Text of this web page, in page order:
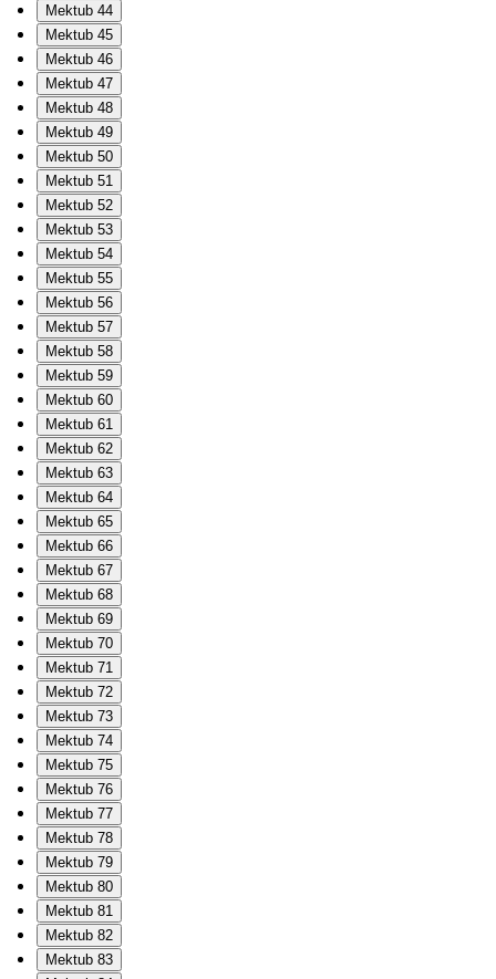
Mektub 44
Mektub 45
Mektub 46
Mektub 47
Mektub 48
Mektub 49
Mektub 50
Mektub 51
Mektub 52
Mektub 53
Mektub 54
Mektub 55
Mektub 56
Mektub 57
Mektub 58
Mektub 59
Mektub 60
Mektub 61
Mektub 62
Mektub 63
Mektub 64
Mektub 65
Mektub 66
Mektub 67
Mektub 68
Mektub 69
Mektub 70
Mektub 71
Mektub 72
Mektub 73
Mektub 74
Mektub 75
Mektub 76
Mektub 77
Mektub 78
Mektub 79
Mektub 80
Mektub 81
Mektub 82
Mektub 83